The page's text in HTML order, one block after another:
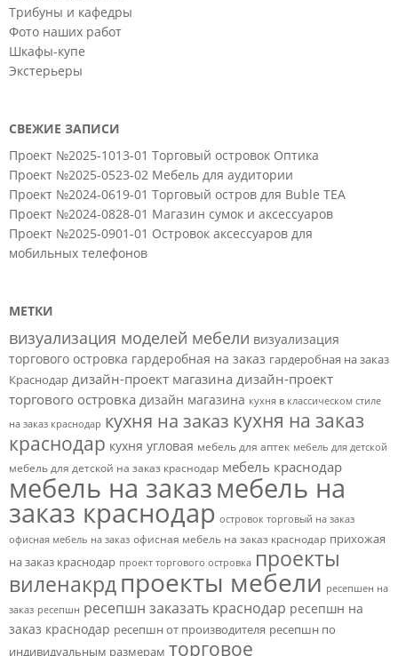
Трибуны и кафедры
Фото наших работ
Шкафы-купе
Экстерьеры
СВЕЖИЕ ЗАПИСИ
Проект №2025-1013-01 Торговый островок Оптика
Проект №2025-0523-02 Мебель для аудитории
Проект №2024-0619-01 Торговый остров для Buble TEA
Проект №2024-0828-01 Магазин сумок и аксессуаров
Проект №2025-0901-01 Островок аксессуаров для
мобильных телефонов
МЕТКИ
визуализация моделей мебели визуализация
торгового островка гардеробная на заказ гардеробная на заказ
Краснодар дизайн-проект магазина дизайн-проект
торгового островка дизайн магазина кухня в классическом стиле
на заказ краснодар кухня на заказ кухня на заказ
краснодар кухня угловая мебель для аптек мебель для детской
мебель для детской на заказ краснодар мебель краснодар
мебель на заказмебель на
заказ краснодар островок торговый на заказ
офисная мебель на заказ офисная мебель на заказ краснодар прихожая
на заказ краснодар проект торгового островка проекты
виленакрдпроекты мебели ресепшен на
заказ ресепшн ресепшн заказать краснодар ресепшн на
заказ краснодар ресепшн от производителя ресепшн по
индивидуальным размерам торговое